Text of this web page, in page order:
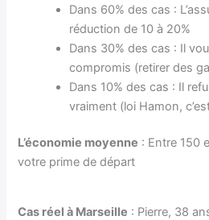
Dans 60% des cas :
réduction de 10 à 20%
Dans 30% des cas : Il
compromis (retirer des
Dans 10% des cas : Il
vraiment (loi Hamon,
L’économie moyenne : Entre 150
votre prime de départ
Cas réel à Marseille : Pierre, 38